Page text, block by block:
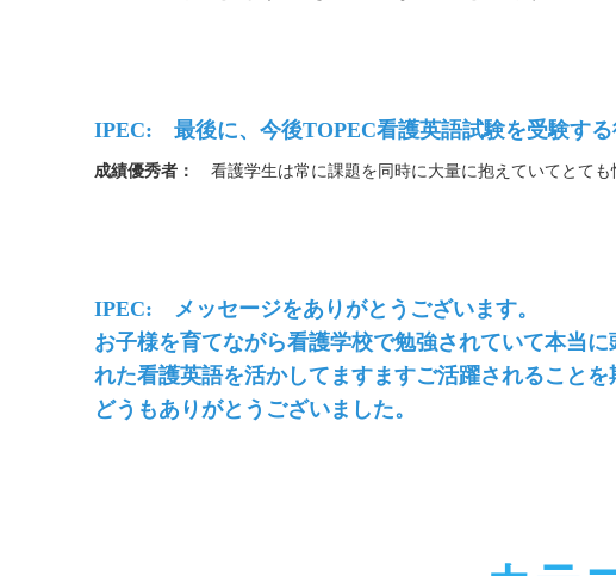
IPEC: 最後に、今後TOPEC看護英語試験を受験する
成績優秀者： 看護学生は常に課題を同時に大量に抱えていてとても
IPEC: メッセージをありがとうございます。
お子様を育てながら看護学校で勉強されていて本当
れた看護英語を活かしてますますご活躍されることを
どうもありがとうございました。